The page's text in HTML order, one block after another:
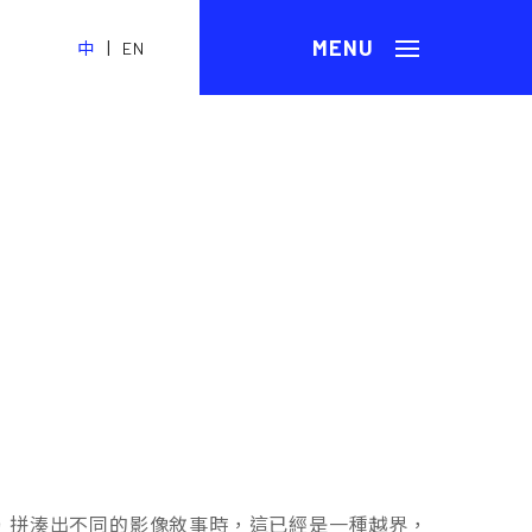
中 | EN
湊出不同的影像敘事時，這已經是一種越界，